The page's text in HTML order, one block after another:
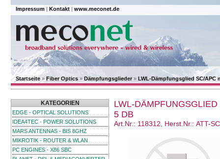
Impressum | Kontakt | www.meconet.de
Startseite»Fiber Optics » Dämpfungsglieder» LWL-Dämpfungsglied SC/APC
KATEGORIEN
EDGE - OPTICAL SOLUTIONS
IDEA4TEC - POWER SOLUTIONS
MARS ANTENNAS - BIS 8GHZ
MIKROTIK - ROUTER & WLAN
PC ENGINES - X86 SBC
LWL-
5 DB
Art.Nr.: 118312, Herst.Nr.: ATT-